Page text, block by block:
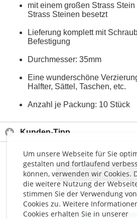
Um unsere Webseite für Sie
gestalten und fortlaufend
können, verwenden wir Cookies.
die weitere Nutzung der
stimmen Sie der Verwendung von
Cookies zu. Weitere
Cookies erhalten Sie in unserer
mit einem großen Strass
Strass Steinen besetzt
Lieferung komplett mit
Befestigung
Durchmesser: 35mm
Eine wunderschöne
Halfter, Sättel, Taschen, etc.
Anzahl je Packung: 10 Stück
Kunden-Tipp
<< < >
Artikel12 von 215in
Impressum-AGB-